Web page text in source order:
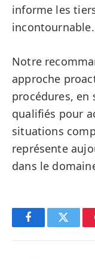
informe les
incontournable.
Notre
approche
procédures, en
qualifiés pour
situations
représente
dans le
FacebookTwitter